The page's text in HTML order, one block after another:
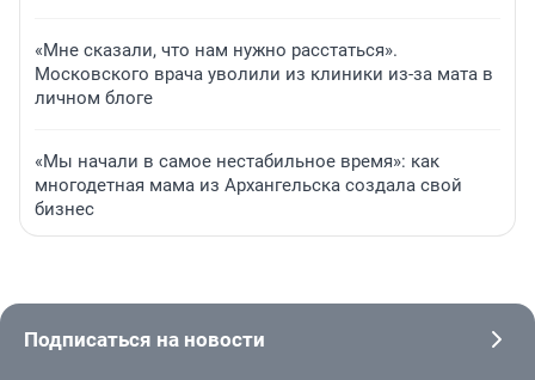
«Мне сказали, что нам нужно расстаться».
Московского врача уволили из клиники из-за мата в
личном блоге
«Мы начали в самое нестабильное время»: как
многодетная мама из Архангельска создала свой
бизнес
Подписаться на новости